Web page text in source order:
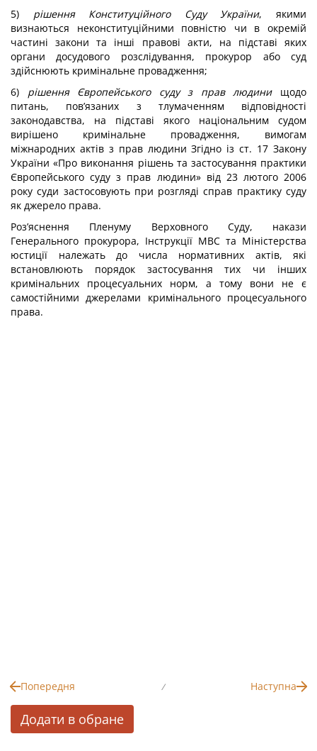
5) рішення Конституційного Суду України, якими
визнаються неконституційними повністю чи в окремій
частині закони та інші правові акти, на підставі яких
органи досудового розслідування, прокурор або суд
здійснюють кримінальне провадження;
6) рішення Європейського суду з прав людинищодо
питань, пов’язаних з тлумаченням відповідності
законодавства, на підставі якого національним судом
вирішено кримінальне провадження, вимогам
міжнародних актів з прав людини Згідно із ст. 17 Закону
України «Про виконання рішень та застосування практики
Європейського суду з прав людини» від 23 лютого 2006
року суди застосовують при розгляді справ практику суду
як джерело права.
Роз’яснення Пленуму Верховного Суду, накази
Генерального прокурора, Інструкції МВС та Міністерства
юстиції належать до числа нормативних актів, які
встановлюють порядок застосування тих чи інших
кримінальних процесуальних норм, а тому вони не є
самостійними джерелами кримінального процесуального
права.
Попередня / Наступна
Додати в обране